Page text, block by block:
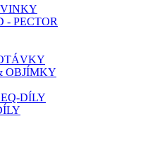
- PECTOR
OBJÍMKY
DÍLY